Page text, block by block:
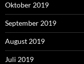
Oktober 2019
September 2019
August 2019
Juli 2019